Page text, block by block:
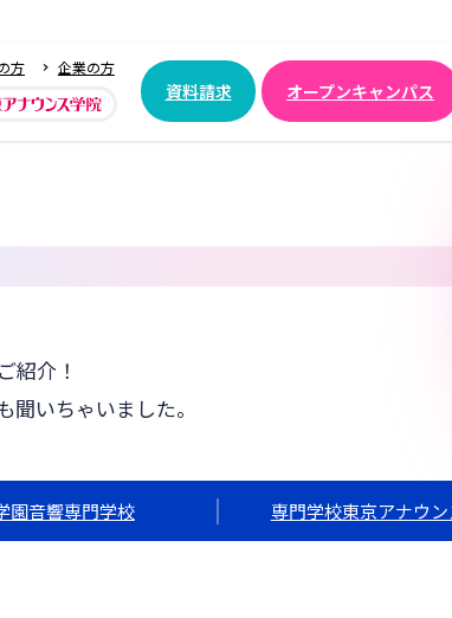
方 企業の方
資料請求 オープンキャンパス
紹介！
いちゃいました。
園音響専門学校 専門学校東京アナウ